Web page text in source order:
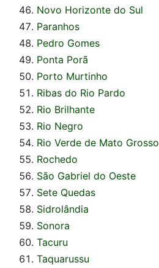
Novo Horizonte do Sul
Paranhos
Pedro Gomes
Ponta Porã
Porto Murtinho
Ribas do Rio Pardo
Rio Brilhante
Rio Negro
Rio Verde de Mato Grosso
Rochedo
São Gabriel do Oeste
Sete Quedas
Sidrolândia
Sonora
Tacuru
Taquarussu